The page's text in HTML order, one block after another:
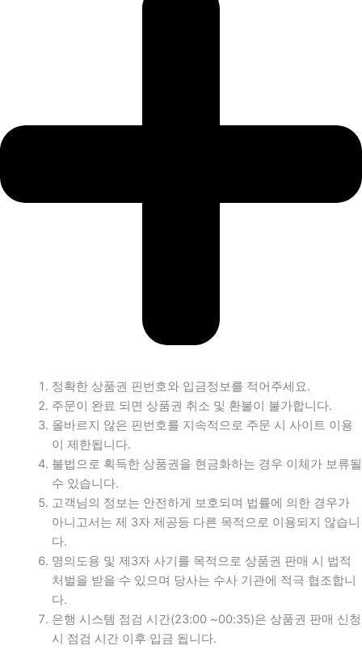
정확한 상품권 핀번호와 입금정보를 적어주세요.
주문이 완료 되면 상품권 취소 및 환불이 불가합니다.
올바르지 않은 핀번호를 지속적으로 주문 시 사이트 이용
이 제한됩니다.
불법으로 획득한 상품권을 현금화하는 경우 이체가 보류될
수 있습니다.
고객님의 정보는 안전하게 보호되며 법률에 의한 경우가
아니고서는 제 3자 제공등 다른 목적으로 이용되지 않습니
다.
명의도용 및 제3자 사기를 목적으로 상품권 판매 시 법적
처벌을 받을 수 있으며 당사는 수사 기관에 적극 협조합니
다.
은행 시스템 점검 시간(23:00 ~00:35)은 상품권 판매 신청
시 점검 시간 이후 입금 됩니다.